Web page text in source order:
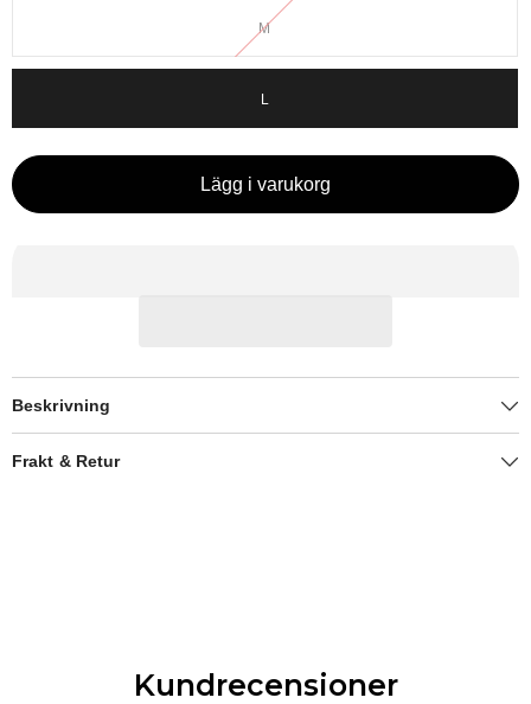
M
L
Lägg i varukorg
Beskrivning
Frakt & Retur
Kundrecensioner